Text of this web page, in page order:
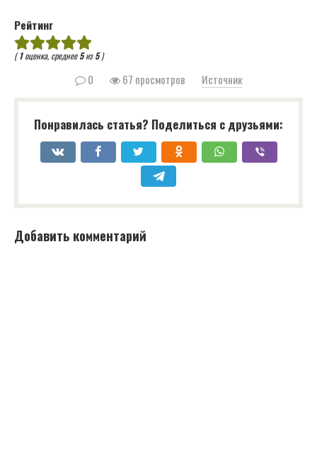
Рейтинг
(1оценка, среднее5из5)
0 67 просмотров Источник
Понравилась статья? Поделиться с друзьями:
Добавить комментарий